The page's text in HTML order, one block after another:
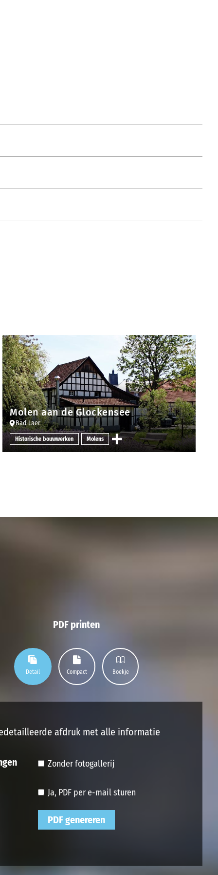
Molen aan de Glockensee
Bad Laer
Historische bouwwerken Molens
PDF printen
Detail Compact Boekje
afdruk met alle informatie
Zonder fotogallerij
Ja, PDF per e-mail sturen
PDF genereren